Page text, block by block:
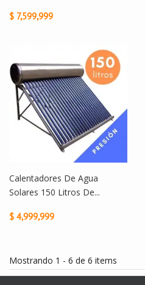
$ 7,599,999
Calentadores De Agua
Solares 150 Litros De...
$ 4,999,999
Mostrando 1 - 6 de 6 items